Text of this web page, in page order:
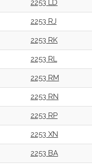
2253 LD
2253 RJ
2253 RK
2253 RL
2253 RM
2253 RN
2253 RP
2253 XN
2253 BA